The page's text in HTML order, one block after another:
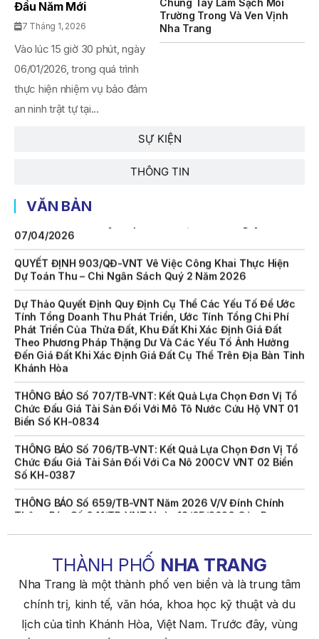
SỰ KIỆN
THÔNG TIN
Đầu Năm Mới
7 Tháng 1, 2026
Vào lúc 15 giờ 30 phút, ngày
06/01/2026, trong quá trình
thực hiện nhiệm vụ bảo đảm
an ninh trật tự tại...
Chung Tay Làm Sạch Môi
Trường Trong Và Ven Vịnh
Nha Trang
VĂN BẢN
Thông Báo Số 641/TB-VNT Ngày 18/05/2026 Của Ban
Quản Lý Vịnh Nha Trang Về Việc Lựa Chọn Tổ Chức Đấu
NỘI QUY BẾN THỦY NỘI ĐỊA HÒN MUN
NỘI QUY BẾN THỦY NỘI ĐỊA PHÚ QUÝ
Dự Toán Thu – Chi Ngân Sách 6 Tháng Đầu Năm 2026
Hành Kèm Theo Quyết Định Số 479/QĐ-VNT Ngày
Dự Toán Thu – Chi Ngân Sách Quý 2 Năm 2026
Dự Thảo Quyết Định Quy Định Cụ Thể Các Yếu Tố Để Ước
Tính Tổng Doanh Thu Phát Triển, Ước Tính Tổng Chi Phí
Phát Triển Của Thửa Đất, Khu Đất Khi Xác Định Giá Đất
Theo Phương Pháp Thặng Dư Và Các Yếu Tố Ảnh Hưởng
Đến Giá Đất Khi Xác Định Giá Đất Cụ Thể Trên Địa Bàn Tỉnh
Khánh Hòa
Chức Đấu Giá Tài Sản Đối Với Mô Tô Nước Cứu Hộ VNT 01
Biển Số KH-0834
Chức Đấu Giá Tài Sản Đối Với Ca Nô 200CV VNT 02 Biển
Số KH-0387
Thông Báo Số 641/TB-VNT Ngày 18/05/2026 Của Ban
Quản Lý Vịnh Nha Trang Về Việc Lựa Chọn Tổ Chức Đấu
NỘI QUY BẾN THỦY NỘI ĐỊA HÒN MUN
NỘI QUY BẾN THỦY NỘI ĐỊA PHÚ QUÝ
NỘI QUY BẾN THỦY NỘI ĐỊA BẾN TÀU DU LỊCH NHA TRANG
QUYẾT ĐỊNH 939/QĐ-VNT Về Việc Công Khai Thực Hiện
THÀNH PHỐ NHA TRANG
Nha Trang là một thành phố ven biển và là trung tâm
chính trị, kinh tế, văn hóa, khoa học kỹ thuật và du
lịch của tỉnh Khánh Hòa, Việt Nam. Trước đây, vùng